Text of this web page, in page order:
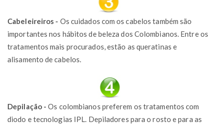
Cabeleireiros - Os cuidados com os cabelos também são
importantes nos hábitos de beleza dos Colombianos. Entre os
tratamentos mais procurados, estão as queratinas e
alisamento de cabelos.
Depilação - Os colombianos preferem os tratamentos com
diodo e tecnologias IPL. Depiladores para o rosto e para as